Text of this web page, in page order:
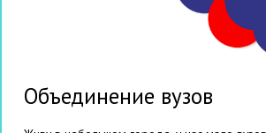
Объединение вузов